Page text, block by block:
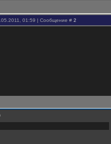
01:59 | Сообщение # 2